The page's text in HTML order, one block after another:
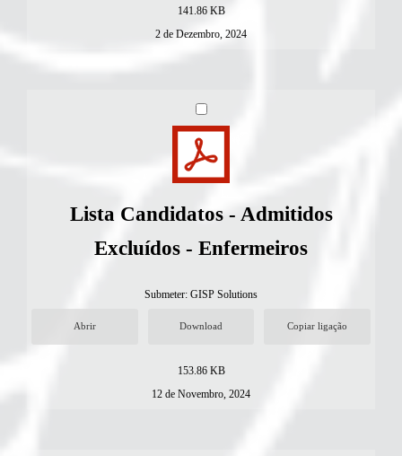
141.86 KB
2 de Dezembro, 2024
Lista Candidatos - Admitidos
Excluídos - Enfermeiros
Submeter: GISP Solutions
Abrir Download Copiar ligação
153.86 KB
12 de Novembro, 2024